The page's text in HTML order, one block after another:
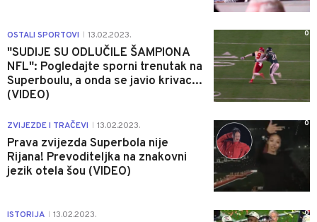
OSTALI SPORTOVI 13.02.2023.
"SUDIJE SU ODLUČILE ŠAMPIONA
NFL": Pogledajte sporni trenutak na
Superboulu, a onda se javio krivac...
(VIDEO)
0
ZVIJEZDE I TRAČEVI 13.02.2023.
Prava zvijezda Superbola nije
Rijana! Prevoditeljka na znakovni
jezik otela šou (VIDEO)
0
ISTORIJA 13.02.2023. 0